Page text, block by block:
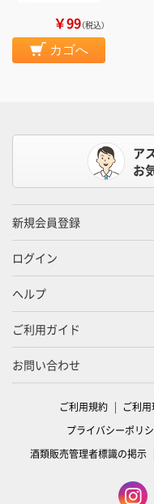
￥99（税込）
カゴへ
ア
お
新規会員登録
ログイン
ヘルプ
ご利用ガイド
お問い合わせ
ご利用規約 ご利
プライバシーポリ
酒類販売管理者標識の掲示